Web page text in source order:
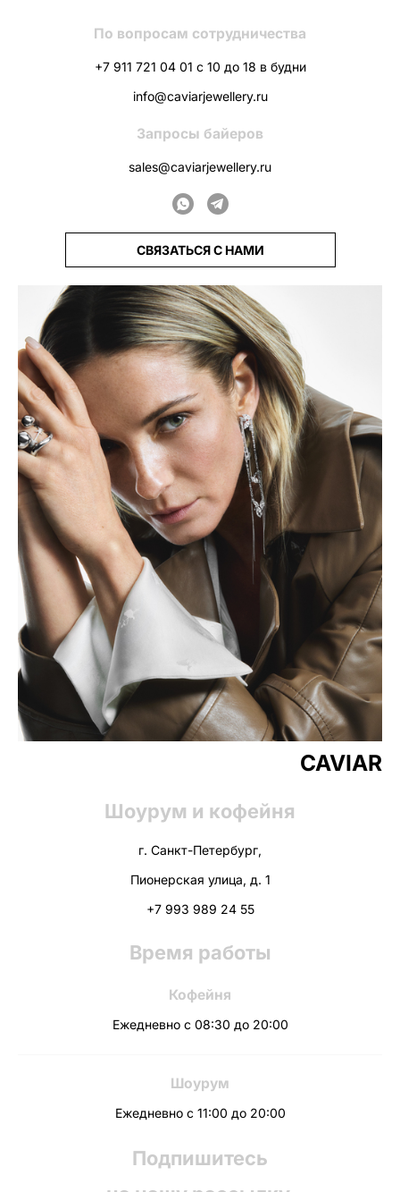
По вопросам сотрудничества
+7 911 721 04 01 с 10 до 18 в будни
info@caviarjewellery.ru
Запросы байеров
sales@caviarjewellery.ru
СВЯЗАТЬСЯ С НАМИ
CAVIAR
Шоурум и кофейня
г. Санкт-Петербург,
Пионерская улица, д. 1
+7 993 989 24 55
Время работы
Кофейня
Ежедневно с 08:30 до 20:00
Шоурум
Ежедневно с 11:00 до 20:00
Подпишитесь